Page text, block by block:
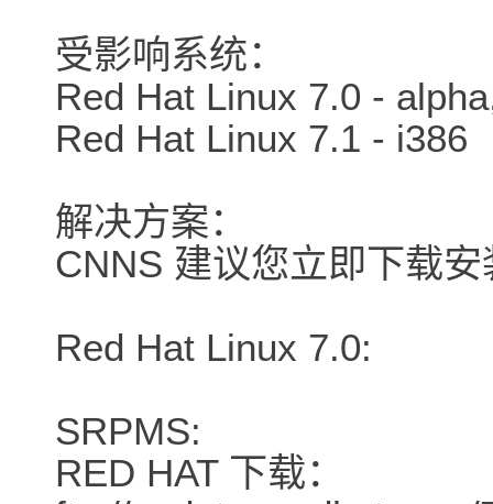
受影响系统：
Red Hat Linux 7.0 -
Red Hat Linux 7.1 - i386
解决方案：
CNNS 建议您立即下载
Red Hat Linux 7.0:
SRPMS:
RED HAT 下载：